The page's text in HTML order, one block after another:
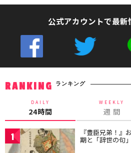
公式アカウントで最新
RANKING ランキング
DAILY
24時間
WEEKLY
週 間
1 『豊臣兄弟！』
期と「辞世の句